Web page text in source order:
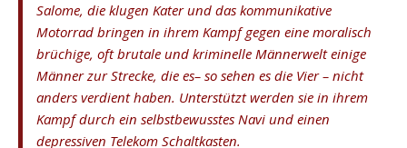
Salome, die klugen Kater und das kommunikative
Motorrad bringen in ihrem Kampf gegen eine moralisch
brüchige, oft brutale und kriminelle Männerwelt einige
Männer zur Strecke, die es– so sehen es die Vier – nicht
anders verdient haben. Unterstützt werden sie in ihrem
Kampf durch ein selbstbewusstes Navi und einen
depressiven Telekom Schaltkasten.